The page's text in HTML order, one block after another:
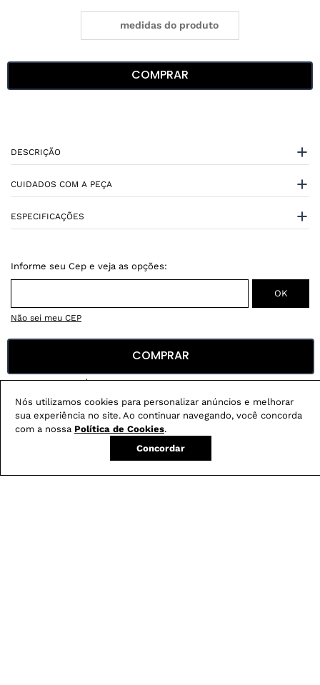
Nós utilizamos cookies para personalizar anúncios e melhorar
sua experiência no site. Ao continuar navegando, você concorda
com a nossa Política de Cookies.
Concordar
medidas do produto
COMPRAR
DESCRIÇÃO
CUIDADOS COM A PEÇA
ESPECIFICAÇÕES
Não sei meu CEP
benefícios:
FRETE GRÁTIS
Em pedidos acima de R$ 499
Compre no site e retire na loja gratuitamente
com até 2 trocas gratuitas.
COMPRAR